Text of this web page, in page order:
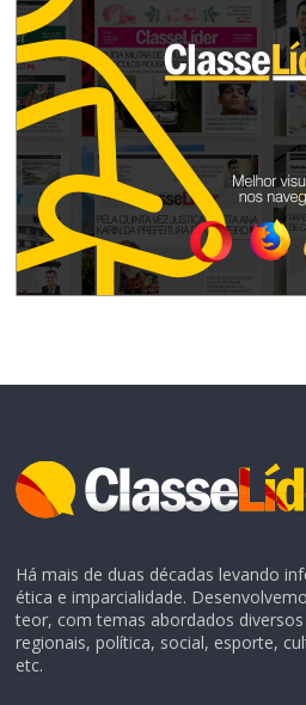
Há mais de duas décadas levando
ética e imparcialidade.
teor, com temas abordados
regionais, política, social, esporte,
etc.